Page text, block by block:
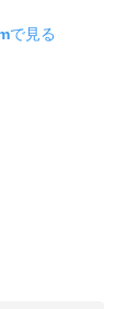
で見る